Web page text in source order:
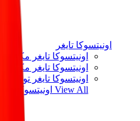
اونيتسوكا تايغر
اونيتسوكا تايغر مكسيكو 66 سابو
اونيتسوكا تايغر مكسيكو 66
اونيتسوكا تايغر توكوتن
View All اونيتسوكا تايغر